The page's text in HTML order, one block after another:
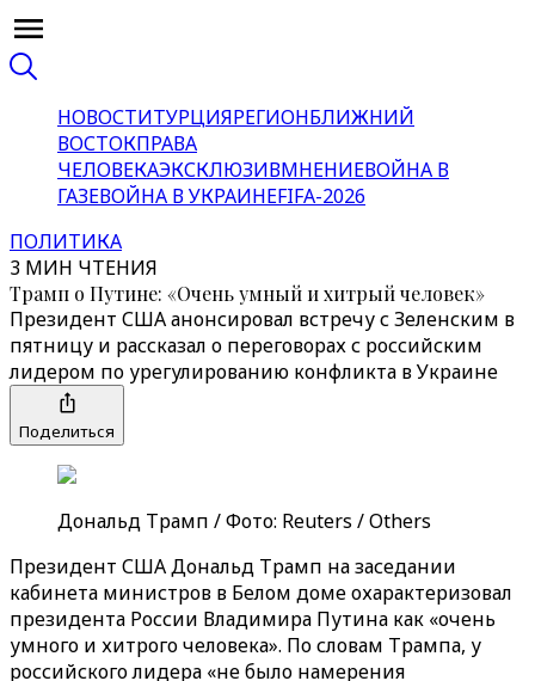
НОВОСТИТУРЦИЯРЕГИОНБЛИЖНИЙ
ВОСТОКПРАВА
ЧЕЛОВЕКАЭКСКЛЮЗИВМНЕНИЕВОЙНА В
ГАЗЕВОЙНА В УКРАИНЕFIFA-2026
ПОЛИТИКА
3 МИН ЧТЕНИЯ
Трамп о Путине: «Очень умный и хитрый человек»
Президент США анонсировал встречу с Зеленским в
пятницу и рассказал о переговорах с российским
лидером по урегулированию конфликта в Украине
Поделиться
Дональд Трамп / Фото: Reuters / Others
Президент США Дональд Трамп на заседании
кабинета министров в Белом доме охарактеризовал
президента России Владимира Путина как «очень
умного и хитрого человека». По словам Трампа, у
российского лидера «не было намерения